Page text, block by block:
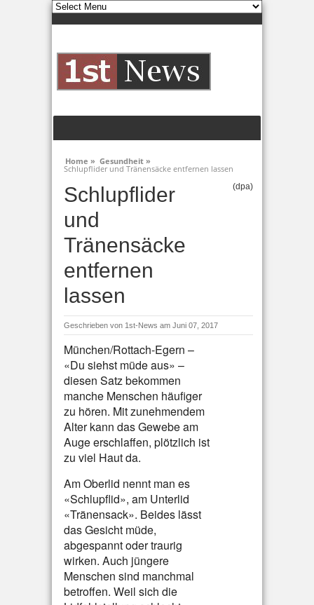
Home » Gesundheit »
Schlupflider und Tränensäcke entfernen lassen
Schlupflider
und
Tränensäcke
entfernen
lassen
(dpa)
Geschrieben von 1st-News am Juni 07, 2017
München/Rottach-Egern –
«Du siehst müde aus» –
diesen Satz bekommen
manche Menschen häufiger
zu hören. Mit zunehmendem
Alter kann das Gewebe am
Auge erschlaffen, plötzlich ist
zu viel Haut da.
Am Oberlid nennt man es
«Schlupflid», am Unterlid
«Tränensack». Beides lässt
das Gesicht müde,
abgespannt oder traurig
wirken. Auch jüngere
Menschen sind manchmal
betroffen. Weil sich die